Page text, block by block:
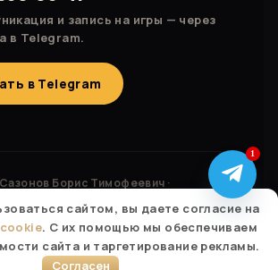
и запись на игры — через
в Telegram.
в Telegram
Борис Тимофеевич ·
· Израиль · Беларусь · Турция ·
сайтом, вы даете согласие на
cookie. С их помощью мы обеспечиваем
сайта и таргетирование рекламы.
Согласен
1